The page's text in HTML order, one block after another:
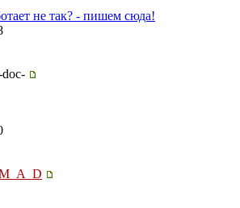
не так? - пишем сюда!
doc-